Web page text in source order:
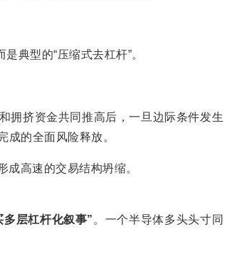
典型的“压缩式去杠杆”。
拥挤资金共同推高后，一旦边际条件发生
的全面风险释放。
高速的交易结构坍缩。
层杠杆化叙事” 。一个半导体多头头寸同